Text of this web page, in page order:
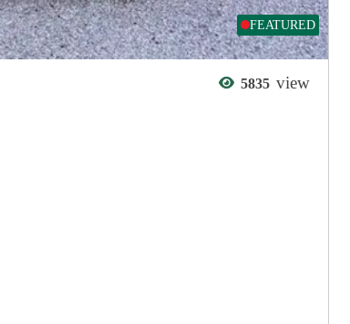
FEATURED
5835 view
আপনার প্রয়োজন পোস্ট করুন
elmhurst
বিস্তারিত দেখুন